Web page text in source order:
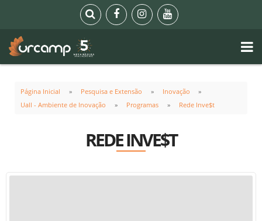
Página Inicial Pesquisa e Extensão
Inovação
Uall - Ambiente de Inovação
Programas Rede Inve$t
REDE INVE$T